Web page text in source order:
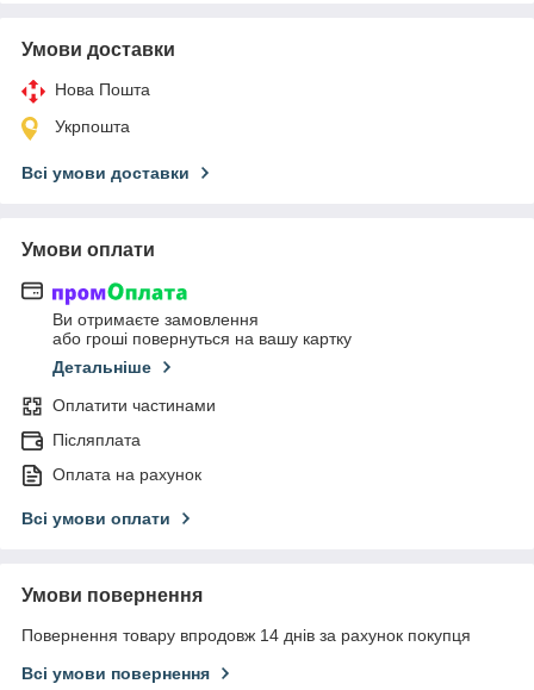
Умови доставки
Нова Пошта
Укрпошта
Всі умови доставки
Умови оплати
Ви отримаєте замовлення
або гроші повернуться на вашу картку
Детальніше
Оплатити частинами
Післяплата
Оплата на рахунок
Всі умови оплати
Умови повернення
Повернення товару впродовж 14 днів за рахунок покупця
Всі умови повернення